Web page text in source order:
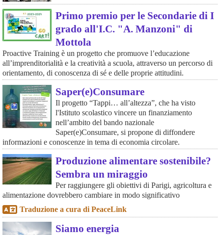
Primo premio per le Secondarie di I
grado all'I.C. "A. Manzoni" di
Mottola
Proactive Training è un progetto che promuove l’educazione
all’imprenditorialità e la creatività a scuola, attraverso un percorso di
orientamento, di conoscenza di sé e delle proprie attitudini.
Saper(e)Consumare
Il progetto “Tappi… all’altezza”, che ha visto
l'Istituto scolastico vincere un finanziamento
nell’ambito del bando nazionale
Saper(e)Consumare, si propone di diffondere
informazioni e conoscenze in tema di economia circolare.
Produzione alimentare sostenibile?
Sembra un miraggio
Per raggiungere gli obiettivi di Parigi, agricoltura e
alimentazione dovrebbero cambiare in modo significativo
Traduzione a cura di PeaceLink
Siamo energia